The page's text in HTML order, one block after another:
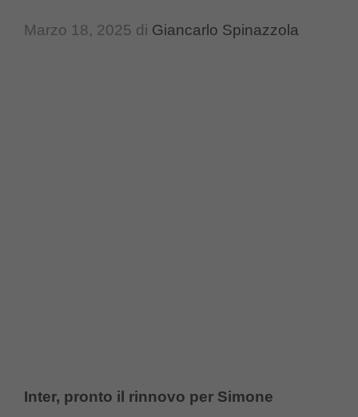
Marzo 18, 2025 di Giancarlo Spinazzola
Inter, pronto il rinnovo per Simone